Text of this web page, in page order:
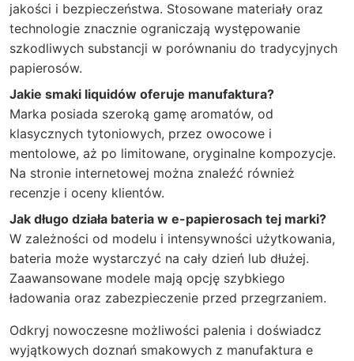
jakości i bezpieczeństwa. Stosowane materiały oraz
technologie znacznie ograniczają występowanie
szkodliwych substancji w porównaniu do tradycyjnych
papierosów.
Jakie smaki liquidów oferuje manufaktura?
Marka posiada szeroką gamę aromatów, od
klasycznych tytoniowych, przez owocowe i
mentolowe, aż po limitowane, oryginalne kompozycje.
Na stronie internetowej można znaleźć również
recenzje i oceny klientów.
Jak długo działa bateria w e-papierosach tej marki?
W zależności od modelu i intensywności użytkowania,
bateria może wystarczyć na cały dzień lub dłużej.
Zaawansowane modele mają opcję szybkiego
ładowania oraz zabezpieczenie przed przegrzaniem.
Odkryj nowoczesne możliwości palenia i doświadcz
wyjątkowych doznań smakowych z manufaktura e